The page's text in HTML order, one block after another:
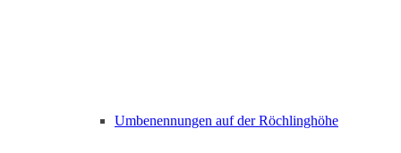
Umbenennungen auf der Röchlinghöhe